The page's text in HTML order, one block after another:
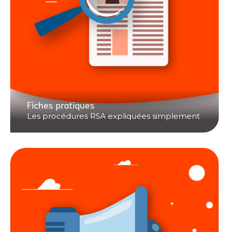
Fiches pratiques
Les procédures RSA expliquées simplement